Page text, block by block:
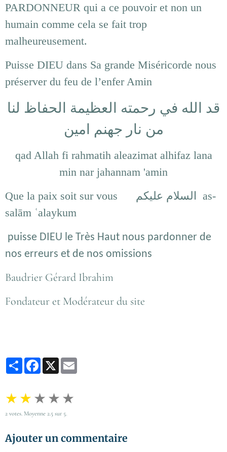
PARDONNEUR qui a ce pouvoir et non un
humain comme cela se fait trop
malheureusement.
Puisse DIEU dans Sa grande Miséricorde nous
préserver du feu de l’enfer Amin
قد الله في رحمته العظيمة الحفاظ لنا
من نار جهنم امين
qad Allah fi rahmatih aleazimat alhifaz lana
min nar jahannam 'amin
Que la paix soit sur vous السلام عليكم as-
salām ʿalaykum
puisse DIEU le Très Haut nous pardonner de
nos erreurs et de nos omissions
Baudrier Gérard Ibrahim
Fondateur et Modérateur du site
Partager FacebookX
★ ★ ★ ★ ★
2 votes. Moyenne 2.5 sur 5.
Ajouter un commentaire